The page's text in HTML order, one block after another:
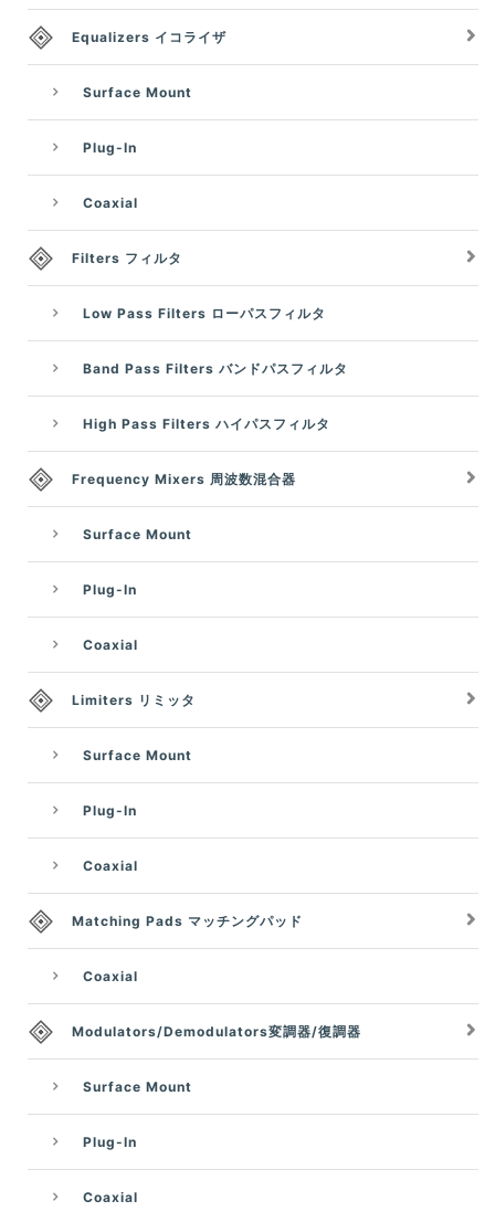
Equalizers イコライザ
Surface Mount
Plug-In
Coaxial
Filters フィルタ
Low Pass Filters ローパスフィルタ
Band Pass Filters バンドパスフィルタ
High Pass Filters ハイパスフィルタ
Frequency Mixers 周波数混合器
Surface Mount
Plug-In
Coaxial
Limiters リミッタ
Surface Mount
Plug-In
Coaxial
Matching Pads マッチングパッド
Coaxial
Modulators/Demodulators変調器/復調器
Surface Mount
Plug-In
Coaxial